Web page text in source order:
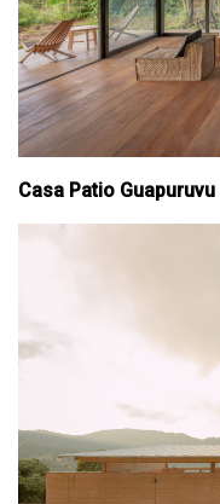
Casa Patio Guapuruvu